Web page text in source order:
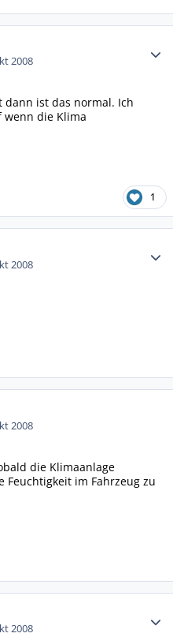
2008
ist das normal. Ich
die Klima
1
2008
2008
die Klimaanlage
im Fahrzeug zu
2008